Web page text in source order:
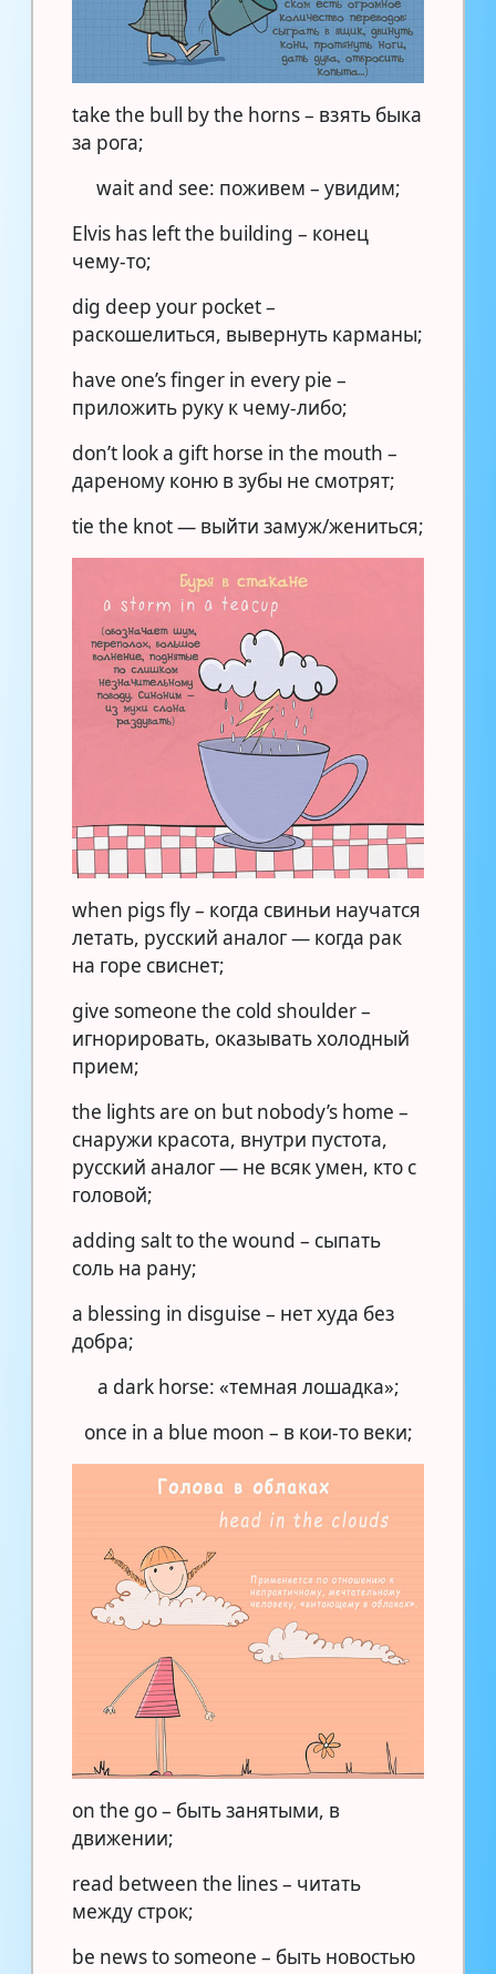
take the bull by the horns – взять быка
за рога;
wait and see: поживем – увидим;
Elvis has left the building – конец
чему-то;
dig deep your pocket –
раскошелиться, вывернуть карманы;
have one’s finger in every pie –
приложить руку к чему-либо;
don’t look a gift horse in the mouth –
дареному коню в зубы не смотрят;
tie the knot — выйти замуж/жениться;
when pigs fly – когда свиньи научатся
летать, русский аналог — когда рак
на горе свиснет;
give someone the cold shoulder –
игнорировать, оказывать холодный
прием;
the lights are on but nobody’s home –
снаружи красота, внутри пустота,
русский аналог — не всяк умен, кто с
головой;
adding salt to the wound – сыпать
соль на рану;
a blessing in disguise – нет худа без
добра;
a dark horse: «темная лошадка»;
once in a blue moon – в кои-то веки;
on the go – быть занятыми, в
движении;
read between the lines – читать
между строк;
be news to someone – быть новостью